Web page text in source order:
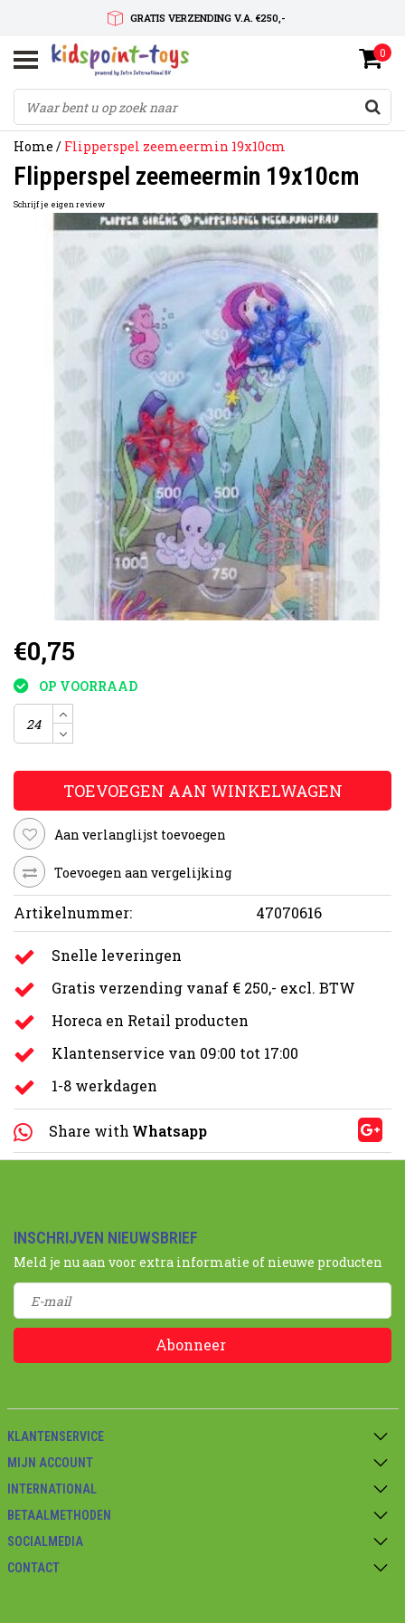
GRATIS VERZENDING V.A. €250,-
SNELLE LEVERTIJD
SERVICE OP MAAT
0
Home / Flipperspel zeemeermin 19x10cm
Flipperspel zeemeermin 19x10cm
Schrijf je eigen review
€0,75
OP VOORRAAD
TOEVOEGEN AAN WINKELWAGEN
Aan verlanglijst toevoegen
Toevoegen aan vergelijking
Artikelnummer: 47070616
Snelle leveringen
Gratis verzending vanaf € 250,- excl. BTW
Horeca en Retail producten
Klantenservice van 09:00 tot 17:00
1-8 werkdagen
Share with Whatsapp
INSCHRIJVEN NIEUWSBRIEF
Meld je nu aan voor extra informatie of nieuwe producten
Abonneer
KLANTENSERVICE
MIJN ACCOUNT
INTERNATIONAL
BETAALMETHODEN
SOCIALMEDIA
CONTACT